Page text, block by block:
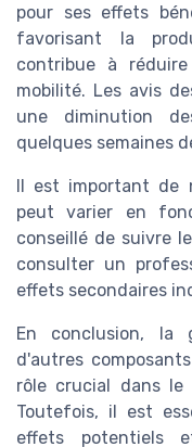
pour ses effets
favorisant la
contribue à
mobilité. Les avis
une diminution
quelques semaines
Il est important de
peut varier en
conseillé de suivre
consulter un
effets secondaires
En conclusion, la
d'autres
rôle crucial dans
Toutefois, il est
effets potentiels